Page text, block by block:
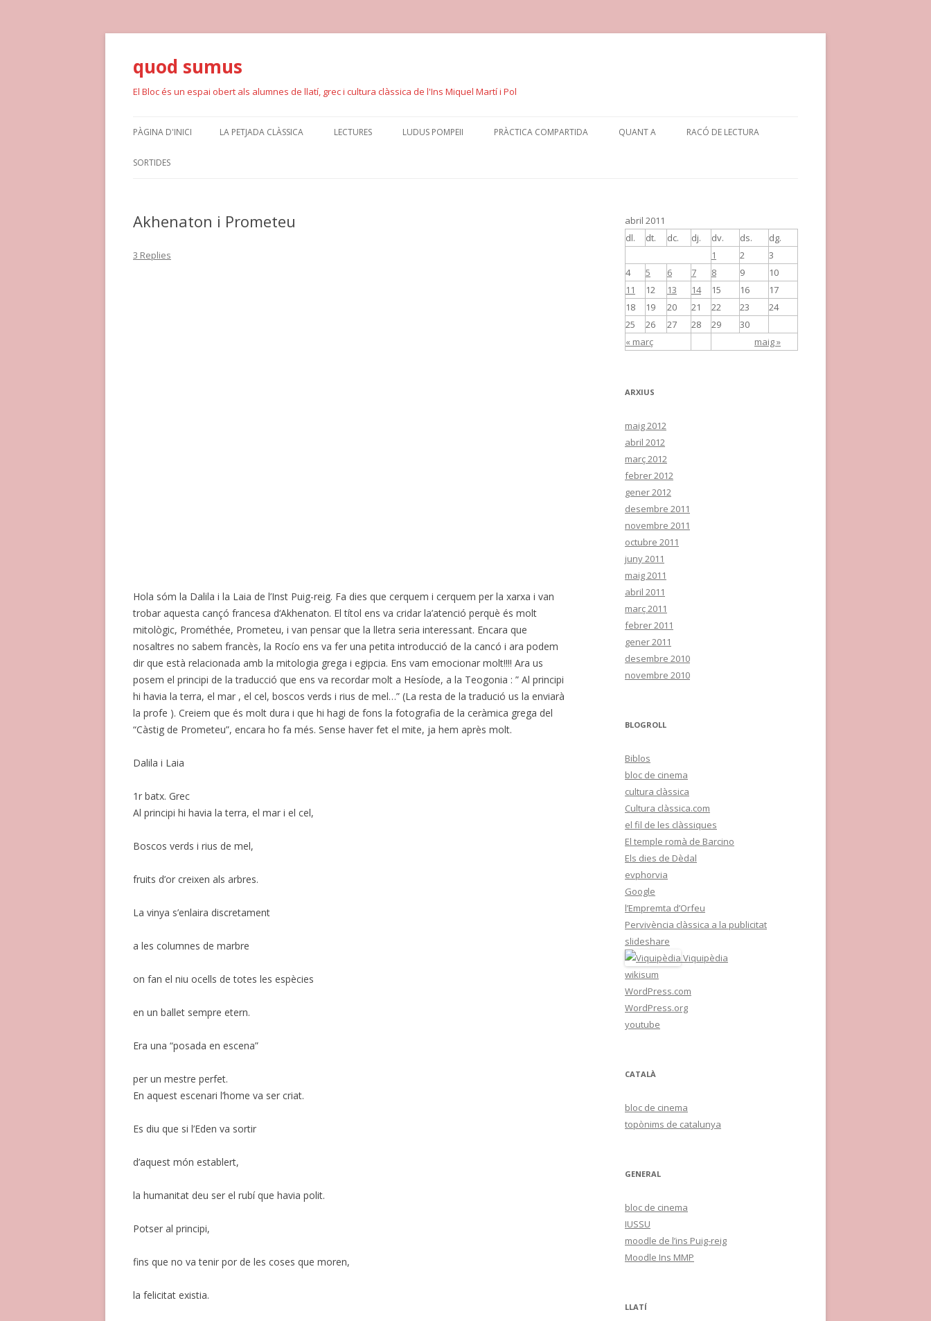
quod sumus
El Bloc és un espai obert als alumnes de llatí, grec i cultura clàssica de l'Ins Miquel Martí i Pol
PÀGINA D'INICI LA PETJADA CLÀSSICA LECTURES LUDUS POMPEII PRÀCTICA COMPARTIDA QUANT A RACÓ DE LECTURA
SORTIDES
Akhenaton i Prometeu
3 Replies
Hola sóm la Dalila i la Laia de l’Inst Puig-reig. Fa dies que cerquem i cerquem per la xarxa i van
trobar aquesta cançó francesa d‘Akhenaton. El títol ens va cridar la’atenció perquè és molt
mitològic, Prométhée, Prometeu, i van pensar que la lletra seria interessant. Encara que
nosaltres no sabem francès, la Rocío ens va fer una petita introducció de la cancó i ara podem
dir que està relacionada amb la mitologia grega i egipcia. Ens vam emocionar molt!!!! Ara us
posem el principi de la traducció que ens va recordar molt a Hesíode, a la Teogonia : ” Al principi
hi havia la terra, el mar , el cel, boscos verds i rius de mel…” (La resta de la tradució us la enviarà
la profe ). Creiem que és molt dura i que hi hagi de fons la fotografia de la ceràmica grega del
“Càstig de Prometeu”, encara ho fa més. Sense haver fet el mite, ja hem après molt.
Dalila i Laia
1r batx. Grec
Al principi hi havia la terra, el mar i el cel,
Boscos verds i rius de mel,
fruits d’or creixen als arbres.
La vinya s’enlaira discretament
a les columnes de marbre
on fan el niu ocells de totes les espècies
en un ballet sempre etern.
Era una “posada en escena”
per un mestre perfet.
En aquest escenari l’home va ser criat.
Es diu que si l’Eden va sortir
d’aquest món establert,
la humanitat deu ser el rubí que havia polit.
Potser al principi,
fins que no va tenir por de les coses que moren,
la felicitat existia.
abril 2011
dl.
dt. dc. dj. dv. ds. dg.
« març maig »
1 2
3
4
5 6 7 8 9
10
11
12 13 14 15 16
17
18
19 20 21 22 23
24
25
26 27 28 29 30
ARXIUS
maig 2012
abril 2012
març 2012
febrer 2012
gener 2012
desembre 2011
novembre 2011
octubre 2011
juny 2011
maig 2011
abril 2011
març 2011
febrer 2011
gener 2011
desembre 2010
novembre 2010
BLOGROLL
Biblos
bloc de cinema
cultura clàssica
Cultura clàssica.com
el fil de les clàssiques
El temple romà de Barcino
Els dies de Dèdal
evphorvia
Google
l’Empremta d’Orfeu
Pervivència clàssica a la publicitat
slideshare
Viquipèdia
wikisum
WordPress.com
WordPress.org
youtube
CATALÀ
bloc de cinema
topònims de catalunya
GENERAL
bloc de cinema
IUSSU
moodle de l’ins Puig-reig
Moodle Ins MMP
LLATÍ